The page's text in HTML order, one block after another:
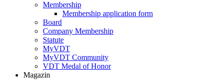
Membership
Membership application form
Board
Company Membership
Statute
MyVDT
MyVDT Community
VDT Medal of Honor
Magazin